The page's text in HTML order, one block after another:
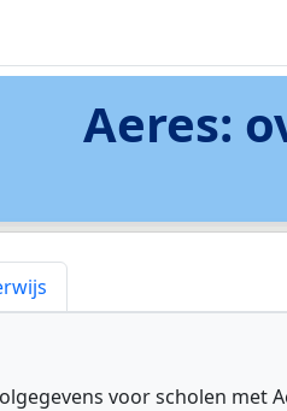
Aeres:
voor scholen met